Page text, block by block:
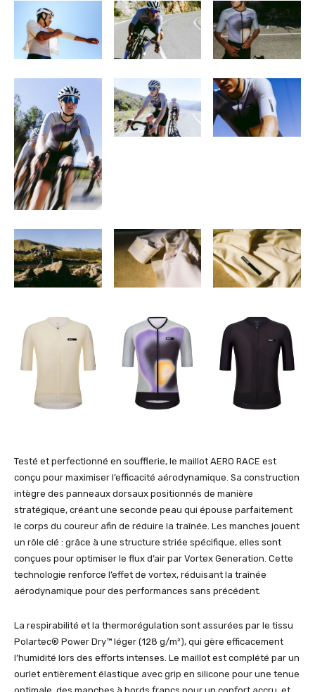
Testé et perfectionné en soufflerie, le maillot AERO RACE est
conçu pour maximiser l’efficacité aérodynamique. Sa construction
intègre des panneaux dorsaux positionnés de manière
stratégique, créant une seconde peau qui épouse parfaitement
le corps du coureur afin de réduire la traînée. Les manches jouent
un rôle clé : grâce à une structure striée spécifique, elles sont
conçues pour optimiser le flux d’air par Vortex Generation. Cette
technologie renforce l’effet de vortex, réduisant la traînée
aérodynamique pour des performances sans précédent.
La respirabilité et la thermorégulation sont assurées par le tissu
Polartec® Power Dry™ léger (128 g/m²), qui gère efficacement
l’humidité lors des efforts intenses. Le maillot est complété par un
ourlet entièrement élastique avec grip en silicone pour une tenue